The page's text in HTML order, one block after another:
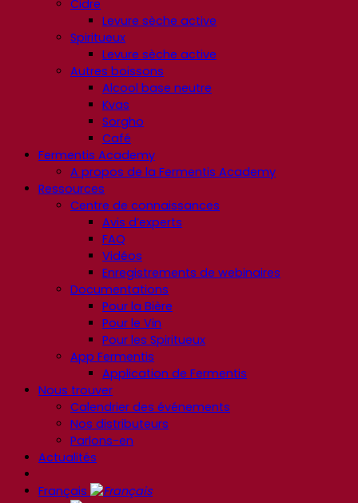
Cidre
Levure sèche active
Spiritueux
Levure sèche active
Autres boissons
Alcool base neutre
Kvas
Sorgho
Café
Fermentis Academy
A propos de la Fermentis Academy
Ressources
Centre de connaissances
Avis d’experts
FAQ
Vidéos
Enregistrements de webinaires
Documentations
Pour la Bière
Pour le Vin
Pour les Spiritueux
App Fermentis
Application de Fermentis
Nous trouver
Calendrier des événements
Nos distributeurs
Parlons-en
Actualités
Français